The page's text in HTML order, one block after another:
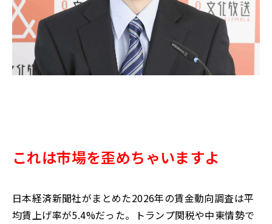
これは市場を歪めちゃいますよ
日本経済新聞社がまとめた2026年の賃金動向調査は平
均賃上げ率が5.4%だった。トランプ関税や中東情勢で